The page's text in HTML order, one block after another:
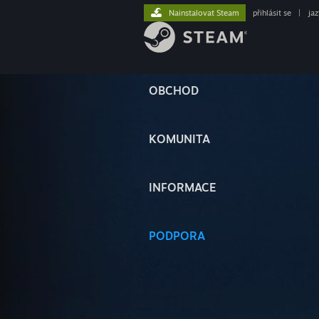
OBCHOD
KOMUNITA
INFORMACE
PODPORA
Nainstalovat Steam přihlásit se